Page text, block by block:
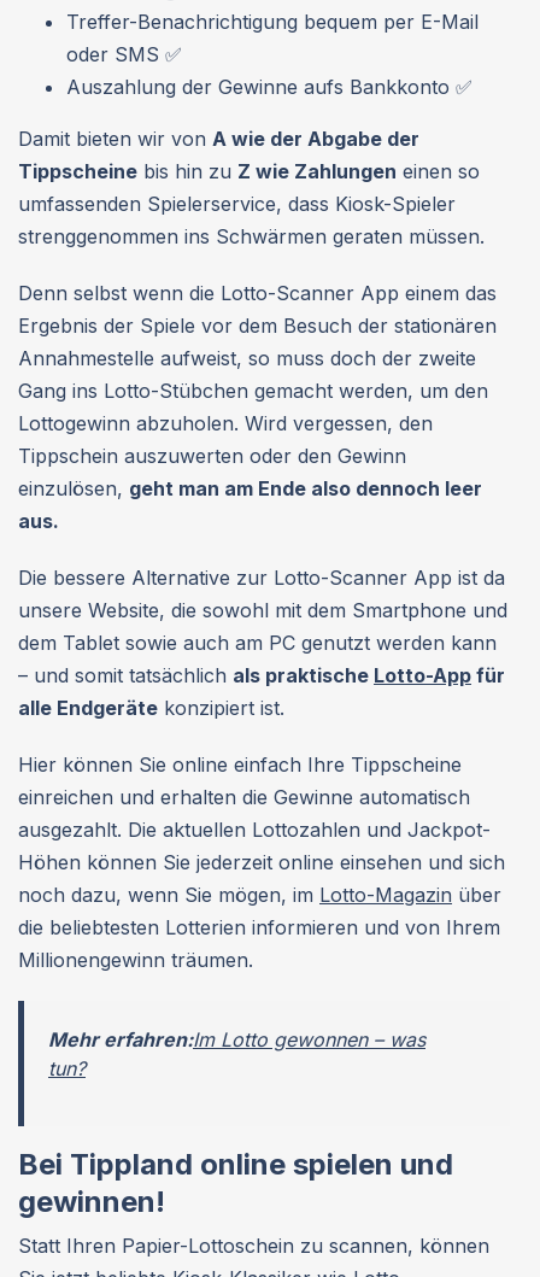
Treffer-Benachrichtigung bequem per E-Mail
oder SMS ✅
Auszahlung der Gewinne aufs Bankkonto ✅
Damit bieten wir von A wie der Abgabe der
Tippscheine bis hin zu Z wie Zahlungen einen so
umfassenden Spielerservice, dass Kiosk-Spieler
strenggenommen ins Schwärmen geraten müssen.
Denn selbst wenn die Lotto-Scanner App einem das
Ergebnis der Spiele vor dem Besuch der stationären
Annahmestelle aufweist, so muss doch der zweite
Gang ins Lotto-Stübchen gemacht werden, um den
Lottogewinn abzuholen. Wird vergessen, den
Tippschein auszuwerten oder den Gewinn
einzulösen, geht man am Ende also dennoch leer
aus.
Die bessere Alternative zur Lotto-Scanner App ist da
unsere Website, die sowohl mit dem Smartphone und
dem Tablet sowie auch am PC genutzt werden kann
– und somit tatsächlich als praktische Lotto-App für
alle Endgeräte konzipiert ist.
Hier können Sie online einfach Ihre Tippscheine
einreichen und erhalten die Gewinne automatisch
ausgezahlt. Die aktuellen Lottozahlen und Jackpot-
Höhen können Sie jederzeit online einsehen und sich
noch dazu, wenn Sie mögen, im Lotto-Magazin über
die beliebtesten Lotterien informieren und von Ihrem
Millionengewinn träumen.
Mehr erfahren:Im Lotto gewonnen – was
tun?
Bei Tippland online spielen und
gewinnen!
Statt Ihren Papier-Lottoschein zu scannen, können